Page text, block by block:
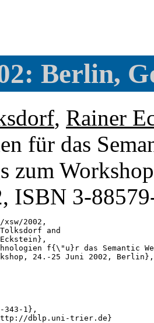
Berlin,
, Rainer
für das
zum
ISBN 3-
xsw/2002,
and
f{\"u}r das Semantic
24.-25 Juni 2002, Berlin},
343-1},
dblp.uni-trier.de}